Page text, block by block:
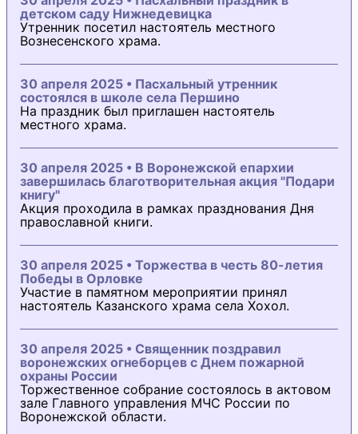
детском саду Нижнедевицка
Утренник посетил настоятель местного
Вознесенского храма.
30 апреля 2025 • Пасхальный утренник
состоялся в школе села Першино
На праздник был приглашен настоятель
местного храма.
30 апреля 2025 • В Воронежской епархии
завершилась благотворительная акция "Подари
книгу"
Акция проходила в рамках празднования Дня
православной книги.
30 апреля 2025 • Торжества в честь 80-летия
Победы в Орловке
Участие в памятном мероприятии принял
настоятель Казанского храма села Хохол.
30 апреля 2025 • Священник поздравил
воронежских огнеборцев с Днем пожарной
охраны России
Торжественное собрание состоялось в актовом
зале Главного управления МЧС России по
Воронежской области.